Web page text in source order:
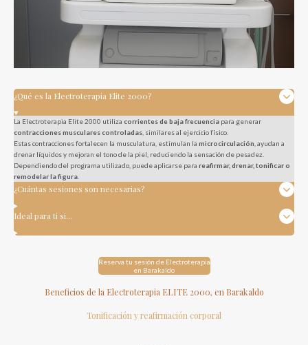
¿Qué es la Electroterapia Elite 2000?
La Electroterapia Elite 2000 utiliza corrientes de baja frecuencia para generar
contracciones musculares controladas , similares al ejercicio físico.
Estas contracciones fortalecen la musculatura, estimulan la microcirculación , ayudan a
drenar líquidos y mejoran el tono de la piel, reduciendo la sensación de pesadez.
Dependiendo del programa utilizado, puede aplicarse para reafirmar, drenar, tonificar o
remodelar la figura
¿Cuántas sesiones son necesarias?
Ideal para ti si…
Reserva tu sesión de Electroterapia
en Barakaldo
Beneficios de la Electroterapia ELITE 2000, en Barakaldo
Tonificación y reafirmación corporal